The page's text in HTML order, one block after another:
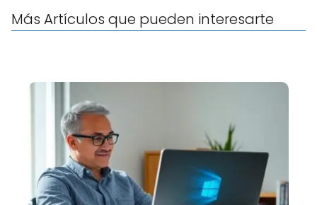
Más Artículos que pueden interesarte